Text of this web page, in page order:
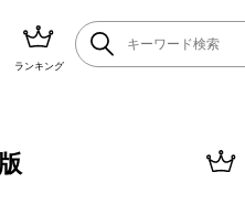
ランキング